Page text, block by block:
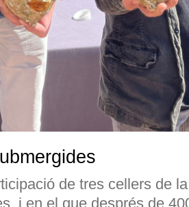
de tres cellers de
i en el que després de